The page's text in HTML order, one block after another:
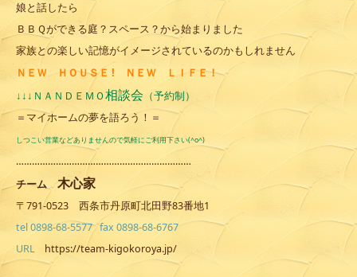
娘と話したら
ＢＢＱができる庭？スペース？から始まりました
家族との楽しい記憶がイメージされているのかもしれません
ＮＥＷ ＨＯＵＳＥ ! ＮＥＷ ＬＩＦＥ！
↓↓↓ ＮＡＮＤＥＭＯ相談会 （予約制）
＝マイホームの夢を語ろう！＝
しつこい営業などありませんので気軽にご利用下さい(^o^)
…………………………………………………………
チーム木心家
〒791-0523 西条市丹原町北田野83番地1
tel 0898-68-5577 fax 0898-68-6767
URL https://team-kigokoroya.jp/